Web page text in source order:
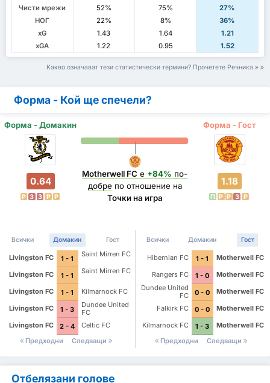
Чисти мрежи
52% 75%
27%
НОГ
22% 8%
36%
xG
1.43 1.64
1.21
xGA
1.22 0.95 1.52
Какво означават тези статистически термини? Прочетете Речника
Форма - Кой ще спечели?
Форма - Домакин Форма - Гост
0.64
P З З P P
Motherwell FC е +84% по-
добрепо отношение на
Точки на игра
1.18
П P P З P
Всички Домакин Гост
Livingston FC 1 - 1
Saint Mirren FC
Livingston FC 1 - 1
Saint Mirren FC
Livingston FC 1 - 1
Kilmarnock FC
Livingston FC
1 - 3
Dundee United
FC
Livingston FC
2 - 4
Celtic FC
Предходни
Следващи
Всички Домакин Гост
Hibernian FC 1 - 1
Motherwell FC
Rangers FC
1 - 0
Motherwell FC
Dundee United
FC
0 - 0
Motherwell FC
Falkirk FC
0 - 0
Motherwell FC
Kilmarnock FC
1 - 3
Motherwell FC
Предходни
Следващи
Отбелязани голове